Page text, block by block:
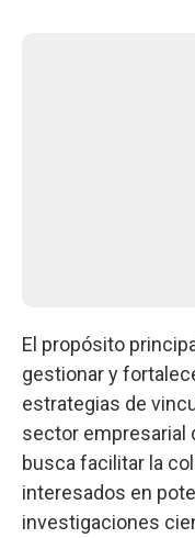
El propósito
gestionar y
estrategias de
sector empresarial
busca facilitar la
interesados en
investigaciones